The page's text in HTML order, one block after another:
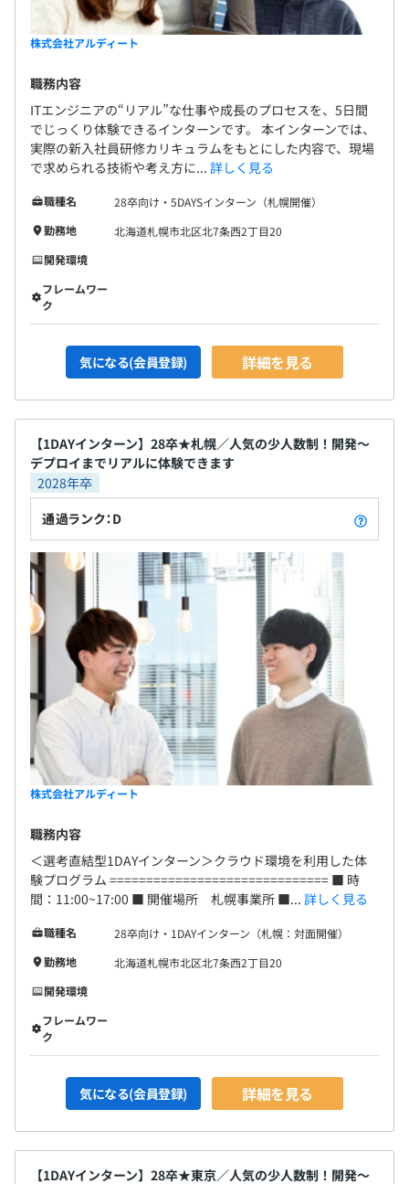
株式会社アルディート
職務内容
ITエンジニアの“リアル”な仕事や成長のプロセスを、5日間
でじっくり体験できるインターンです。 本インターンでは、
実際の新入社員研修カリキュラムをもとにした内容で、現場
で求められる技術や考え方に... 詳しく見る
職種名
28卒向け・5DAYSインターン（札幌開催）
勤務地
北海道札幌市北区北7条西2丁目20
開発環境
フレームワー
ク
気になる(会員登録) 詳細を見る
【1DAYインターン】28卒★札幌／人気の少人数制！開発〜
デプロイまでリアルに体験できます
2028年卒
通過ランク：D
株式会社アルディート
職務内容
＜選考直結型1DAYインターン＞クラウド環境を利用した体
験プログラム ============================== ■ 時
間：11:00~17:00 ■ 開催場所 札幌事業所 ■... 詳しく見る
職種名
28卒向け・1DAYインターン（札幌：対面開催）
勤務地
北海道札幌市北区北7条西2丁目20
開発環境
フレームワー
ク
気になる(会員登録) 詳細を見る
【1DAYインターン】28卒★東京／人気の少人数制！開発〜